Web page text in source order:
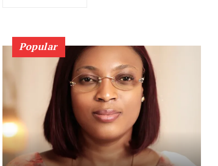
Popular